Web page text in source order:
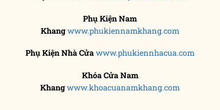
Phụ Kiện Nam
Khangwww.phukiennamkhang.com
Phụ Kiện Nhà Cửawww.phukiennhacua.com
Khóa Cửa Nam
Khangwww.khoacuanamkhang.com